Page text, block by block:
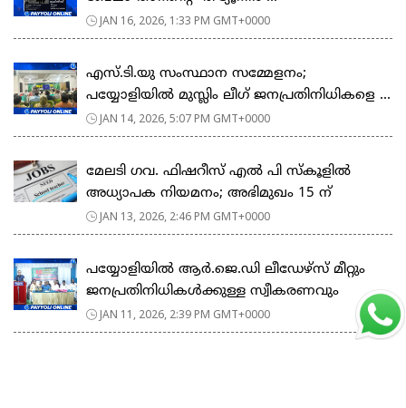
JAN 16, 2026, 1:33 PM GMT+0000
എസ്.ടി.യു സംസ്ഥാന സമ്മേളനം;
പയ്യോളിയിൽ മുസ്ലിം ലീഗ് ജനപ്രതിനിധികളെ ...
JAN 14, 2026, 5:07 PM GMT+0000
മേലടി ഗവ. ഫിഷറീസ് എൽ പി സ്കൂളിൽ
അധ്യാപക നിയമനം; അഭിമുഖം 15 ന്
JAN 13, 2026, 2:46 PM GMT+0000
പയ്യോളിയിൽ ആർ.ജെ.ഡി ലീഡേഴ്‌സ് മീറ്റും
ജനപ്രതിനിധികൾക്കുള്ള സ്വീകരണവും
JAN 11, 2026, 2:39 PM GMT+0000